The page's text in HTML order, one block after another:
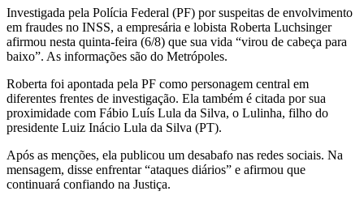
Investigada pela Polícia Federal (PF) por suspeitas de envolvimento
em fraudes no INSS, a empresária e lobista Roberta Luchsinger
afirmou nesta quinta-feira (6/8) que sua vida “virou de cabeça para
baixo”. As informações são do Metrópoles.
Roberta foi apontada pela PF como personagem central em
diferentes frentes de investigação. Ela também é citada por sua
proximidade com Fábio Luís Lula da Silva, o Lulinha, filho do
presidente Luiz Inácio Lula da Silva (PT).
Após as menções, ela publicou um desabafo nas redes sociais. Na
mensagem, disse enfrentar “ataques diários” e afirmou que
continuará confiando na Justiça.